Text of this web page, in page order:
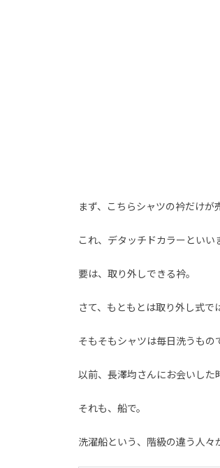
まず、こちらシャツの衿だけが
これ、デタッチドカラーといい
要は、取り外しできる衿。
さて、もともとは取り外し式で
そもそもシャツは毎日洗うもの
以前、長澤均さんにお会いした
それも、船で。
洗濯船という、階級の違う人々